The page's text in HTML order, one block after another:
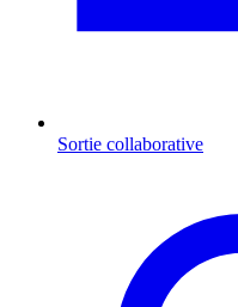
Sortie collaborative